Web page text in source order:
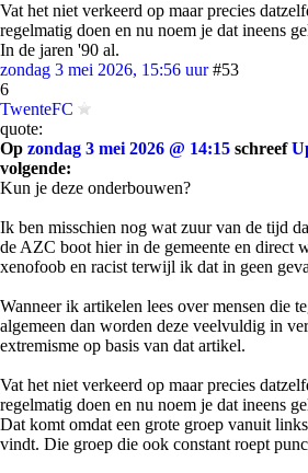
Vat het niet verkeerd op maar precies
regelmatig doen en nu noem je dat ineens
In de jaren '90 al.
zondag 3 mei 2026, 15:56 uur #53
6
TwenteFC
quote:
Op zondag 3 mei 2026 @ 14:15 schreef
volgende:
Kun je deze onderbouwen?
Ik ben misschien nog wat zuur van de tijd
de AZC boot hier in de gemeente en direct
xenofoob en racist terwijl ik dat in geen
Wanneer ik artikelen lees over mensen die
algemeen dan worden deze veelvuldig in
extremisme op basis van dat artikel.
Vat het niet verkeerd op maar precies
regelmatig doen en nu noem je dat ineens
Dat komt omdat een grote groep vanuit
vindt. Die groep die ook constant roept